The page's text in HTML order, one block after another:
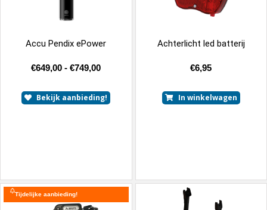
Accu Pendix ePower
€649,00 - €749,00
Bekijk aanbieding!
Achterlicht led batterij
€6,95
In winkelwagen
Tijdelijke aanbieding!